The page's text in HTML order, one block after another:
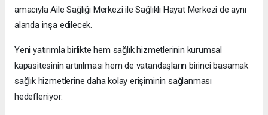
amacıyla Aile Sağlığı Merkezi ile Sağlıklı Hayat Merkezi de aynı
alanda inşa edilecek.
Yeni yatırımla birlikte hem sağlık hizmetlerinin kurumsal
kapasitesinin artırılması hem de vatandaşların birinci basamak
sağlık hizmetlerine daha kolay erişiminin sağlanması
hedefleniyor.